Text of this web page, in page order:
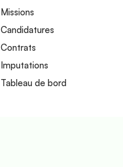
Missions
Candidatures
Contrats
Imputations
Tableau de bord